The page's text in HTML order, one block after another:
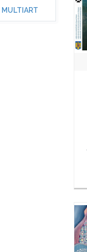
MULTIART